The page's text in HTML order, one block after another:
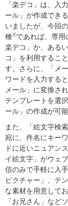
「楽デコ」は、入
ール」が作成でき
いましたが、今回
種※であれば、専
楽デコ」か、ある
コ」を利用するこ
す。さらに、「メ
ワードを入力する
メール」に変換さ
テンプレートを選
ール」の作成が可
また、「絵文字検
宛に、件名にキー
ドに近いニュアン
イ絵文字」がウェ
信のみで手軽に入
ピクチャー」、テ
な素材を用意して
「お兄さん」など